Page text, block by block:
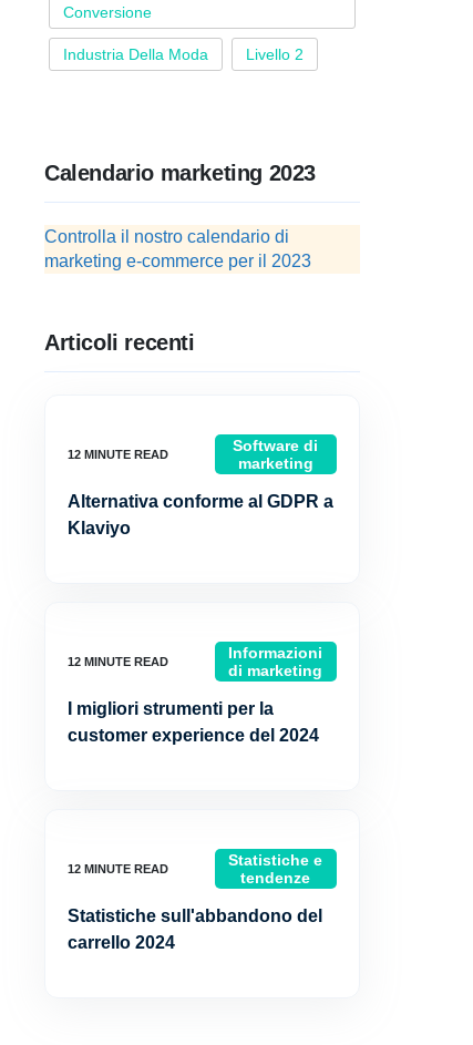
Conversione
Industria Della Moda Livello 2
Calendario marketing 2023
Controlla il nostro calendario di
marketing e-commerce per il 2023
Articoli recenti
Software di
marketing
Alternativa conforme al GDPR a
Klaviyo
Informazioni
di marketing
I migliori strumenti per la
customer experience del 2024
Statistiche e
tendenze
Statistiche sull'abbandono del
carrello 2024